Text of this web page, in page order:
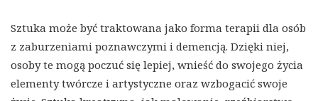
Sztuka może być traktowana jako forma terapii dla osób
z zaburzeniami poznawczymi i demencją. Dzięki niej,
osoby te mogą poczuć się lepiej, wnieść do swojego życia
elementy twórcze i artystyczne oraz wzbogacić swoje